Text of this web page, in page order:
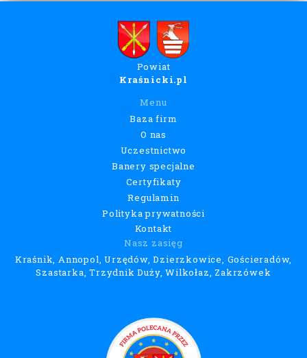
Powiat
Kraśnicki.pl
Menu
Baza firm
O nas
Uczestnictwo
Banery specjalne
Certyfikaty
Regulamin
Polityka prywatności
Kontakt
Nasz zasięg
Kraśnik, Annopol, Urzędów, Dzierzkowice, Gościeradów,
Szastarka, Trzydnik Duży, Wilkołaz, Zakrzówek